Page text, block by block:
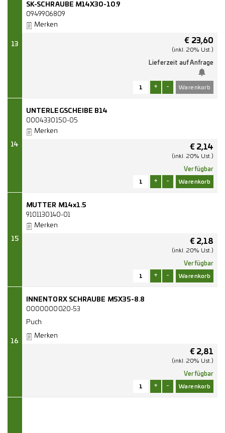
13
SK-SCHRAUBE M14X30-10.9
0949906809
Merken
€ 23,60
(inkl. 20% Ust.)
Lieferzeit auf Anfrage
+ -
14
UNTERLEGSCHEIBE B14
0004330150-05
Merken
€ 2,14
(inkl. 20% Ust.)
Verfügbar
+ -
15
MUTTER M14x1.5
9101130140-01
Merken
€ 2,18
(inkl. 20% Ust.)
Verfügbar
+ -
16
INNENTORX SCHRAUBE M5X35-8.8
0000000020-53
Puch
Merken
€ 2,81
(inkl. 20% Ust.)
Verfügbar
+ -